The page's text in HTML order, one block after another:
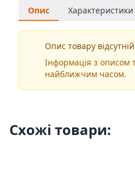
Опис Характеристики
Опис товару відсутній
Інформація з описом
найближчим часом.
Схожі товари: